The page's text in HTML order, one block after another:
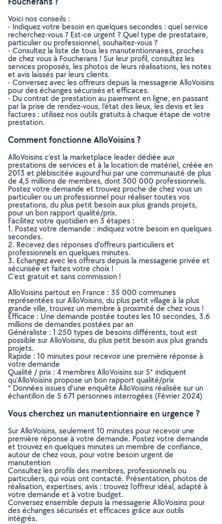
Voici nos conseils :
- Indiquez votre besoin en quelques secondes : quel service
recherchez-vous ? Est-ce urgent ? Quel type de prestataire,
particulier ou professionnel, souhaitez-vous ?
- Consultez la liste de tous les manutentionnaires, proches
de chez vous à Foucherans ! Sur leur profil, consultez les
services proposés, les photos de leurs réalisations, les notes
et avis laissés par leurs clients.
- Conversez avec les offreurs depuis la messagerie AlloVoisins
pour des échanges sécurisés et efficaces.
- Du contrat de prestation au paiement en ligne, en passant
par la prise de rendez-vous, l’état des lieux, les devis et les
factures : utilisez nos outils gratuits à chaque étape de votre
prestation.
Comment fonctionne AlloVoisins ?
AlloVoisins c’est la marketplace leader dédiée aux
prestations de services et à la location de matériel, créée en
2013 et plébiscitée aujourd’hui par une communauté de plus
de 4,5 millions de membres, dont 300 000 professionnels.
Postez votre demande et trouvez proche de chez vous un
particulier ou un professionnel pour réaliser toutes vos
prestations, du plus petit besoin aux plus grands projets,
pour un bon rapport qualité/prix.
Facilitez votre quotidien en 3 étapes :
1. Postez votre demande : indiquez votre besoin en quelques
secondes.
2. Recevez des réponses d’offreurs particuliers et
professionnels en quelques minutes.
3. Echangez avec les offreurs depuis la messagerie privée et
sécurisée et faites votre choix !
C’est gratuit et sans commission !
AlloVoisins partout en France : 35 000 communes
représentées sur AlloVoisins, du plus petit village à la plus
grande ville, trouvez un membre à proximité de chez vous !
Efficace : Une demande postée toutes les 10 secondes, 3.6
millions de demandes postées par an
Généraliste : 1 250 types de besoins différents, tout est
possible sur AlloVoisins, du plus petit besoin aux plus grands
projets.
Rapide : 10 minutes pour recevoir une première réponse à
votre demande
Qualité / prix : 4 membres AlloVoisins sur 5* indiquent
qu’AlloVoisins propose un bon rapport qualité/prix
* Données issues d’une enquête AlloVoisins réalisée sur un
échantillon de 5 671 personnes interrogées (Février 2024)
Vous cherchez un manutentionnaire en urgence ?
Sur AlloVoisins, seulement 10 minutes pour recevoir une
première réponse à votre demande. Postez votre demande
et trouvez en quelques minutes un membre de confiance,
autour de chez vous, pour votre besoin urgent de
manutention
Consultez les profils des membres, professionnels ou
particuliers, qui vous ont contacté. Présentation, photos de
réalisation, expertises, avis : trouvez l'offreur idéal, adapté à
votre demande et à votre budget.
Conversez ensemble depuis la messagerie AlloVoisins pour
des échanges sécurisés et efficaces grâce aux outils
intégrés.